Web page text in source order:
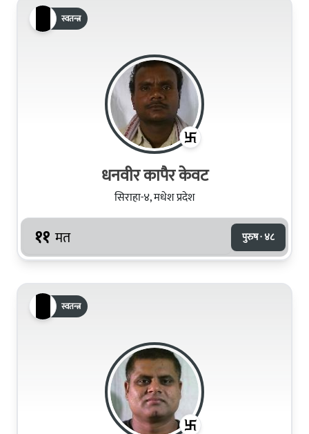
स्वतन्त्र
धनवीर कापैर केवट
सिराहा-४, मधेश प्रदेश
११ मत पुरुष · ४८
स्वतन्त्र